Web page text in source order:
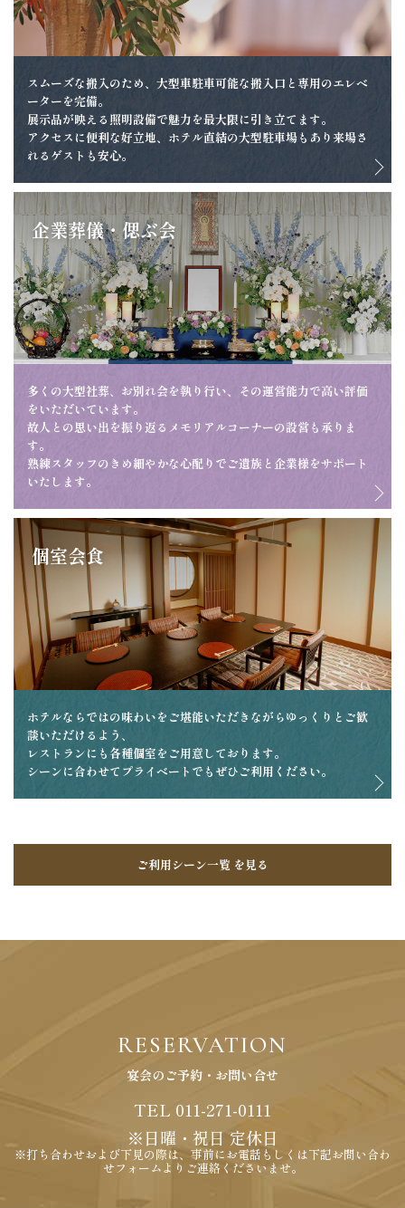
スムーズな搬入のため、大型車駐車可能な搬入口と専用のエレベ
ーターを完備。
展示品が映える照明設備で魅力を最大限に引き立てます。
アクセスに便利な好立地、ホテル直結の大型駐車場もあり来場さ
れるゲストも安心。
企業葬儀・偲ぶ会
多くの大型社葬、お別れ会を執り行い、その運営能力で高い評価
をいただいています。
故人との思い出を振り返るメモリアルコーナーの設営も承りま
す。
熟練スタッフのきめ細やかな心配りでご遺族と企業様をサポート
いたします。
個室会食
ホテルならではの味わいをご堪能いただきながらゆっくりとご歓
談いただけるよう、
レストランにも各種個室をご用意しております。
シーンに合わせてプライベートでもぜひご利用ください。
ご利用シーン一覧 を見る
RESERVATION
宴会のご予約・お問い合せ
TEL 011-271-0111
※日曜・祝日 定休日
※打ち合わせおよび下見の際は、事前にお電話もしくは下記お問い合わ
せフォームよりご連絡くださいませ。